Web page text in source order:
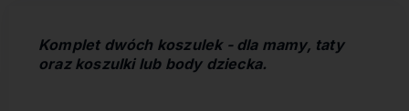
Komplet dwóch koszulek - dla mamy, taty
oraz koszulki lub body dziecka.